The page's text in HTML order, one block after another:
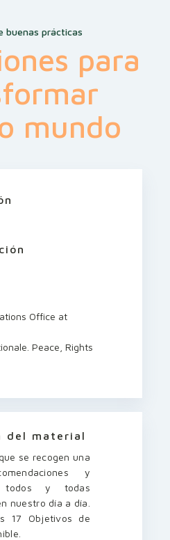
buenas prácticas
para
mundo
Office at
Peace, Rights
del material
se recogen una
y
todos y todas
nuestro día a día.
17 Objetivos de